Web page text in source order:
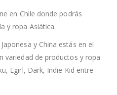
en Chile donde podrás
y ropa Asiática.
y China estás en el
variedad de productos y ropa
Egirl, Dark, Indie Kid entre